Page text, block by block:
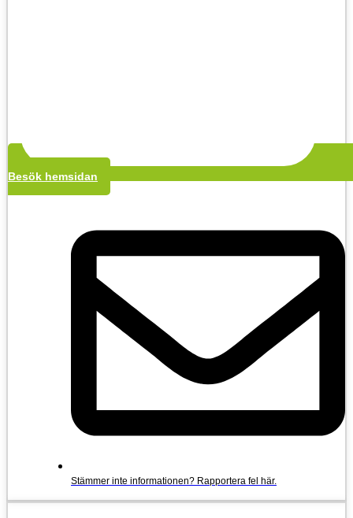
Besök hemsidan
Stämmer inte informationen? Rapportera fel här.